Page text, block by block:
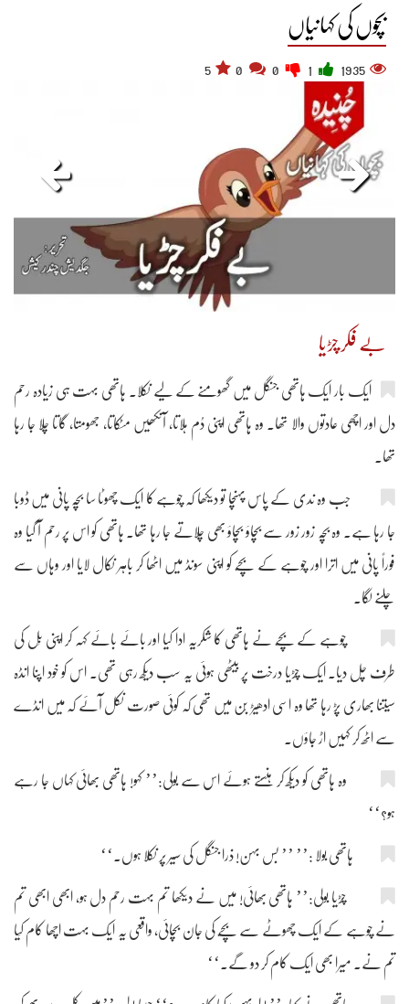
بچوں کی کہانیاں
1935
5
بے فکر چڑیا
ایک بار ایک ہاتھی جنگل میں گھومنے کے لیے نکلا۔ ہاتھی بہت ہی زیادہ رحم
دل اور اچھی عادتوں والا تھا۔ وہ ہاتھی اپنی دُم ہلاتا، آنکھیں مٹکاتا، جھومتا، گاتا چلا جا رہا
تھا۔
جب وہ ندی کے پاس پہنچا تو دیکھا کہ چوہے کا ایک چھوٹا سا بچّہ پانی میں ڈوبا
جا رہا ہے۔ وہ بچّہ زور زور سے بچاؤ بچاؤ بھی چلاتے جا رہا تھا۔ ہاتھی کو اس پر رحم آ گیا وہ
فوراً پانی میں اترا اور چوہے کے بچّے کو اپنی سونڈ میں اٹھا کر باہر نکال لایا اور وہاں سے
چلنے لگا۔
چوہے کے بچّے نے ہاتھی کا شکریہ ادا کیا اور بائے بائے کہہ کر اپنی بِل کی
طرف چل دیا۔ ایک چڑیا درخت پر بیٹھی ہوئی یہ سب دیکھ رہی تھی۔ اس کو خود اپنا انڈہ
سیتنا بھاری پڑ رہا تھا وہ اسی ادھیڑ بُن میں تھی کہ کوئی صورت نکل آئے کہ میں انڈے
سے اٹھ کر کہیں اڑ جاؤں۔
وہ ہاتھی کو دیکھ کر ہنستے ہوئے اس سے بولی:’’ کہو! ہاتھی بھائی کہاں جا رہے
ہو؟‘‘
ہاتھی بولا :’’ ’’ بس بہن! ذرا جنگل کی سیر پر نکلا ہوں۔‘‘
چڑیا بولی:’’ ہاتھی بھائی! میں نے دیکھا تم بہت رحم دل ہو، ابھی ابھی تم
نے چوہے کے ایک چھوٹے سے بچّے کی جان بچائی، واقعی یہ ایک بہت اچھا کام کِیا
تم نے۔ میرا بھی ایک کام کر دو گے۔‘‘